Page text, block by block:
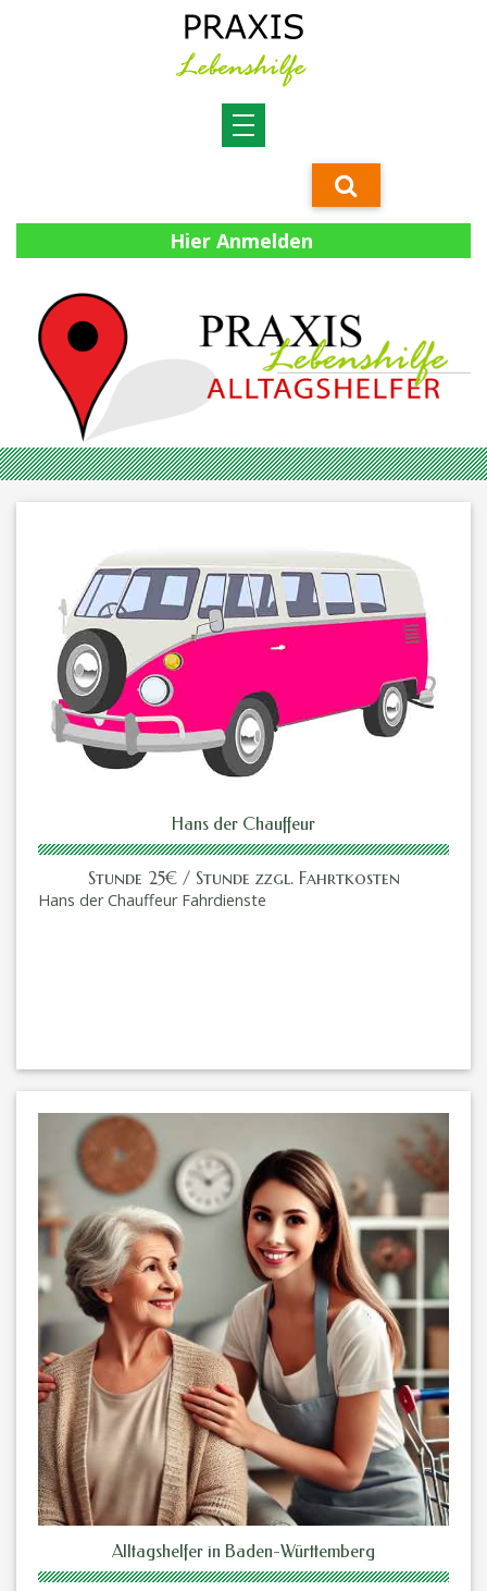
Hier Anmelden
Hans der Chauffeur
Stunde 25€ / Stunde zzgl. Fahrtkosten
Hans der Chauffeur Fahrdienste
Alltagshelfer in Baden-Württemberg